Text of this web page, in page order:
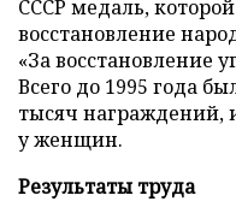
СССР медаль,
восстановление
«За восстановление
Всего до 1995 года
тысяч награждений,
у женщин.
Результаты труда